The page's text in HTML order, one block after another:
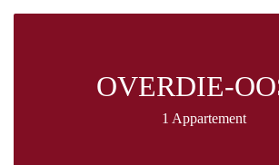
OVERDIE-
1 Appartement